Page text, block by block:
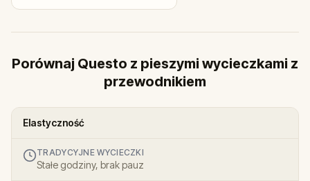
Porównaj Questo z pieszymi wycieczkami z
przewodnikiem
Elastyczność
TRADYCYJNE WYCIECZKI
Stałe godziny, brak pauz